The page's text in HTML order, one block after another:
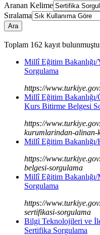
Aranan Kelime
Sıralama
Ara
Toplam 162 kayıt
Millî Eğitim
Sorgulama
https://
Millî Eğitim Bakanlığı/
Kurs Bitirme Belgesi
https://
kurumlarindan-alinan-
Millî Eğitim
https://
belgesi-sorgulama
Millî Eğitim Bakanlığı/
Sorgulama
https://
sertifikasi-sorgulama
Bilgi Teknolojileri ve
Sertifika Sorgulama